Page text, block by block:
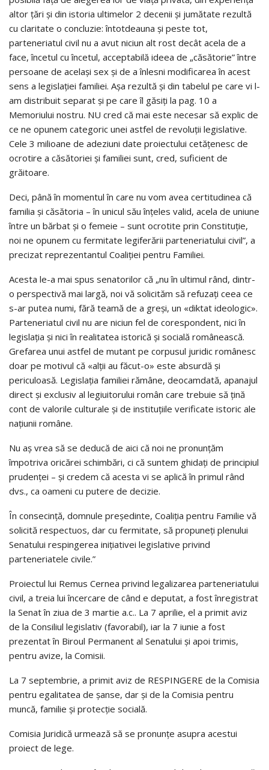
altor țări și din istoria ultimelor 2 decenii și jumătate rezultă
cu claritate o concluzie: întotdeauna și peste tot,
parteneriatul civil nu a avut niciun alt rost decât acela de a
face, încetul cu încetul, acceptabilă ideea de „căsătorie” între
persoane de același sex și de a înlesni modificarea în acest
sens a legislației familiei. Așa rezultă și din tabelul pe care vi l-
am distribuit separat și pe care îl găsiți la pag. 10 a
Memoriului nostru. NU cred că mai este necesar să explic de
ce ne opunem categoric unei astfel de revoluții legislative.
Cele 3 milioane de adeziuni date proiectului cetățenesc de
ocrotire a căsătoriei și familiei sunt, cred, suficient de
grăitoare.
Deci, până în momentul în care nu vom avea certitudinea că
familia și căsătoria – în unicul său înțeles valid, acela de uniune
între un bărbat și o femeie – sunt ocrotite prin Constituție,
noi ne opunem cu fermitate legiferării parteneriatului civil”, a
precizat reprezentantul Coaliției pentru Familiei.
Acesta le-a mai spus senatorilor că „nu în ultimul rând, dintr-
o perspectivă mai largă, noi vă solicităm să refuzați ceea ce
s-ar putea numi, fără teamă de a greși, un «diktat ideologic».
Parteneriatul civil nu are niciun fel de corespondent, nici în
legislația și nici în realitatea istorică și socială românească.
Grefarea unui astfel de mutant pe corpusul juridic românesc
doar pe motivul că «alții au făcut-o» este absurdă și
periculoasă. Legislația familiei rămâne, deocamdată, apanajul
direct și exclusiv al legiuitorului român care trebuie să țină
cont de valorile culturale și de instituțiile verificate istoric ale
națiunii române.
Nu aș vrea să se deducă de aici că noi ne pronunțăm
împotriva oricărei schimbări, ci că suntem ghidați de principiul
prudenței – și credem că acesta vi se aplică în primul rând
dvs., ca oameni cu putere de decizie.
În consecință, domnule președinte, Coaliția pentru Familie vă
solicită respectuos, dar cu fermitate, să propuneți plenului
Senatului respingerea inițiativei legislative privind
parteneriatele civile.”
Proiectul lui Remus Cernea privind legalizarea parteneriatului
civil, a treia lui încercare de când e deputat, a fost înregistrat
la Senat în ziua de 3 martie a.c.. La 7 aprilie, el a primit aviz
de la Consiliul legislativ (favorabil), iar la 7 iunie a fost
prezentat în Biroul Permanent al Senatului și apoi trimis,
pentru avize, la Comisii.
La 7 septembrie, a primit aviz de RESPINGERE de la Comisia
pentru egalitatea de șanse, dar și de la Comisia pentru
muncă, familie și protecție socială.
Comisia Juridică urmează să se pronunțe asupra acestui
proiect de lege.